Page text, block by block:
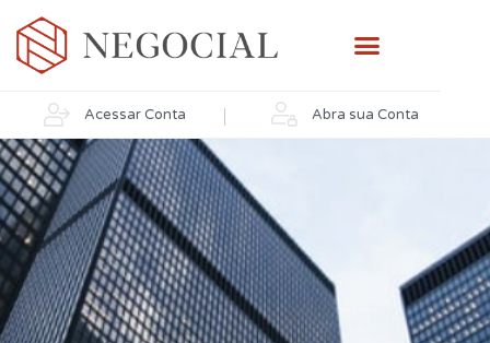
Acessar Conta Abra sua Conta